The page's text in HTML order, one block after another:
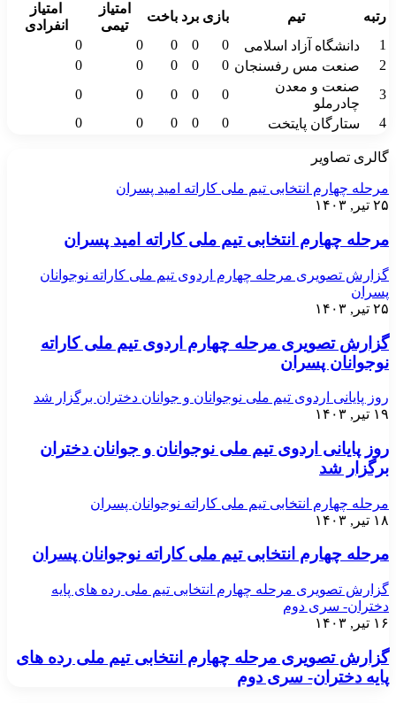
رتبه
تیم بازی برد باخت
امتیاز
تیمی
امتیاز
انفرادی
1
دانشگاه آزاد اسلامی 0
0
0
0
0
2
صنعت مس رفسنجان 0
0
0
0
0
3
صنعت و معدن
چادرملو
0
0
0
0
0
4
ستارگان پایتخت 0
0
0
0
0
گالری تصاویر
مرحله چهارم انتخابی تیم ملی کاراته امید پسران
۲۵ تیر, ۱۴۰۳
مرحله چهارم انتخابی تیم ملی کاراته امید پسران
گزارش تصویری مرحله چهارم اردوی تیم ملی کاراته نوجوانان
پسران
۲۵ تیر, ۱۴۰۳
گزارش تصویری مرحله چهارم اردوی تیم ملی کاراته
نوجوانان پسران
روز پایانی اردوی تیم ملی نوجوانان و جوانان دختران برگزار شد
۱۹ تیر, ۱۴۰۳
روز پایانی اردوی تیم ملی نوجوانان و جوانان دختران
برگزار شد
مرحله چهارم انتخابی تیم ملی کاراته نوجوانان پسران
۱۸ تیر, ۱۴۰۳
مرحله چهارم انتخابی تیم ملی کاراته نوجوانان پسران
گزارش تصویری مرحله چهارم انتخابی تیم ملی رده های پایه
دختران- سری دوم
۱۶ تیر, ۱۴۰۳
گزارش تصویری مرحله چهارم انتخابی تیم ملی رده های
پایه دختران- سری دوم